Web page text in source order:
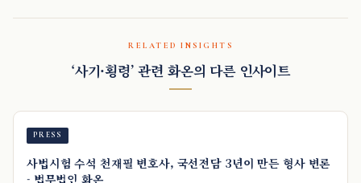
RELATED INSIGHTS
‘사기·횡령’ 관련 화온의 다른 인사이트
PRESS
사법시험 수석 천재필 변호사, 국선전담 3년이 만든 형사 변론
- 법무법인 화온